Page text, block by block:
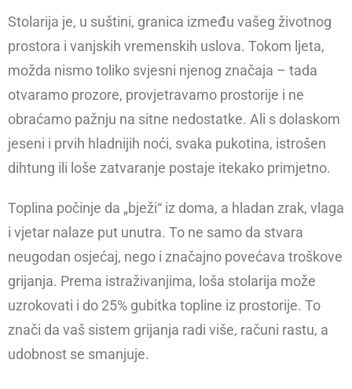
Stolarija je, u suštini, granica između vašeg životnog
prostora i vanjskih vremenskih uslova. Tokom ljeta,
možda nismo toliko svjesni njenog značaja – tada
otvaramo prozore, provjetravamo prostorije i ne
obraćamo pažnju na sitne nedostatke. Ali s dolaskom
jeseni i prvih hladnijih noći, svaka pukotina, istrošen
dihtung ili loše zatvaranje postaje itekako primjetno.
Toplina počinje da „bježi“ iz doma, a hladan zrak, vlaga
i vjetar nalaze put unutra. To ne samo da stvara
neugodan osjećaj, nego i značajno povećava troškove
grijanja. Prema istraživanjima, loša stolarija može
uzrokovati i do 25% gubitka topline iz prostorije. To
znači da vaš sistem grijanja radi više, računi rastu, a
udobnost se smanjuje.